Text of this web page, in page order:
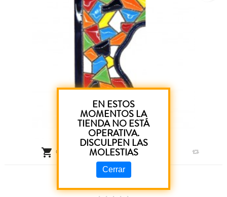
 CARRO
EN ESTOS
MOMENTOS LA
TIENDA NO ESTÁ
OPERATIVA.
DISCULPEN LAS
MOLESTIAS
Cerrar